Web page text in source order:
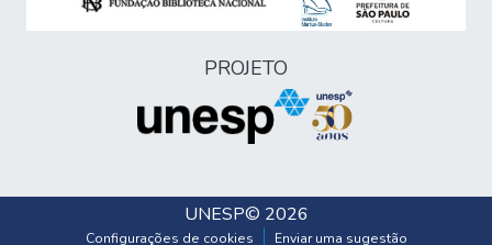
PROJETO
UNESP© 2026
Configurações de cookies Enviar uma sugestão